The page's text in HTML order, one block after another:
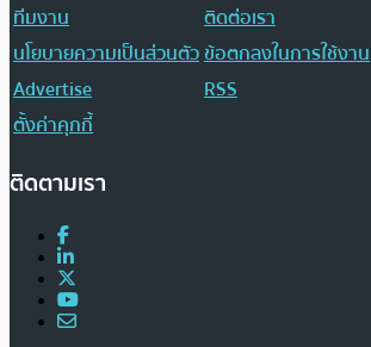
ทีมงาน
ติดต่อเรา
นโยบายความเป็นส่วนตัวข้อตกลงในการใช้งาน
Advertise
RSS
ตั้งค่าคุกกี้
ติดตามเรา